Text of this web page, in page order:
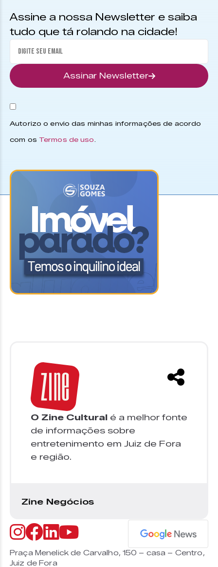
Assine a nossa Newsletter e saiba
tudo que tá rolando na cidade!
Assinar Newsletter
Autorizo o envio das minhas informações de acordo
com os Termos de uso.
O Zine Cultural é a melhor fonte
de informações sobre
entretenimento em Juiz de Fora
e região.
Zine Negócios
Praça Menelick de Carvalho, 150 – casa – Centro,
Juiz de Fora